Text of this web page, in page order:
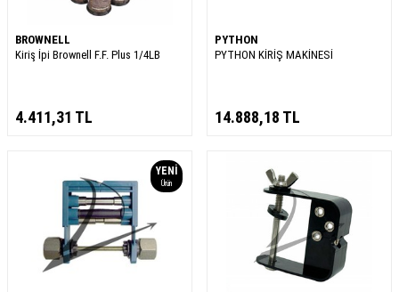
BROWNELL
Kiriş İpi Brownell F.F. Plus 1/4LB
4.411,31 TL
PYTHON
PYTHON KİRİŞ MAKİNESİ
14.888,18 TL
YENI
Ürün